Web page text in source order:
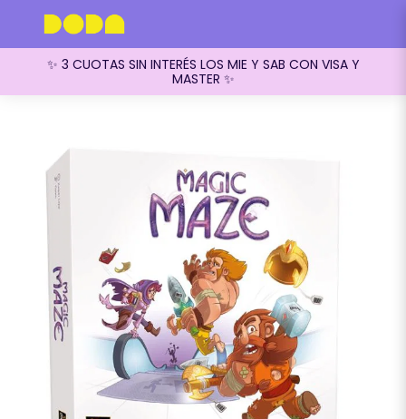
✨ 3 CUOTAS SIN INTERÉS LOS MIE Y SAB CON VISA Y
MASTER ✨